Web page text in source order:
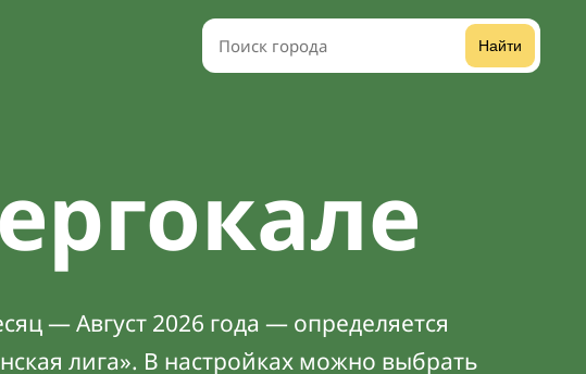
Найти
— Август 2026 года — определяется
лига». В настройках можно выбрать